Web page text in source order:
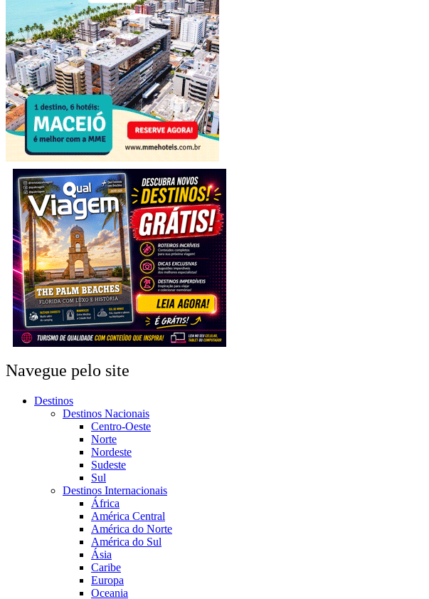
Navegue pelo site
Destinos
Destinos Nacionais
Centro-Oeste
Norte
Nordeste
Sudeste
Sul
Destinos Internacionais
África
América Central
América do Norte
América do Sul
Ásia
Caribe
Europa
Oceania